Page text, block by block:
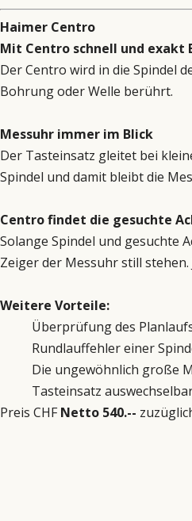
Haimer Centro
Mit Centro schnell und exakt
Der Centro wird in die Spindel
Bohrung oder Welle berührt.
Messuhr immer im Blick
Der Tasteinsatz gleitet bei
Spindel und damit bleibt die
Centro findet die gesuchte
Solange Spindel und gesuchte
Zeiger der Messuhr still
Weitere Vorteile:
Überprüfung des
Rundlauffehler einer
Die ungewöhnlich große
Tasteinsatz
Preis CHFNetto 540.--